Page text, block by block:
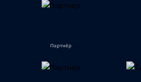
Партнёр